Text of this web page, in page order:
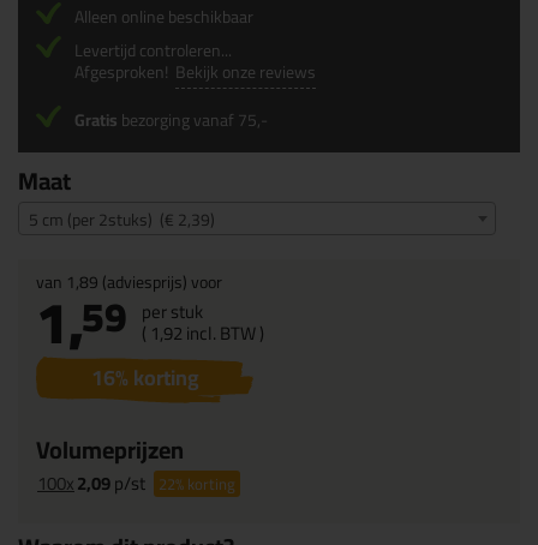
Maat
5 cm (per 2stuks) (€ 2,39)
van 1,89(adviesprijs) voor
1,59 per stuk
( 1,92incl. BTW )
16% korting
Volumeprijzen
100x2,09p/st 22%korting
Alleen online beschikbaar
Levertijd controleren...
Afgesproken! Bekijk onze reviews
Gratisbezorging vanaf 75,-